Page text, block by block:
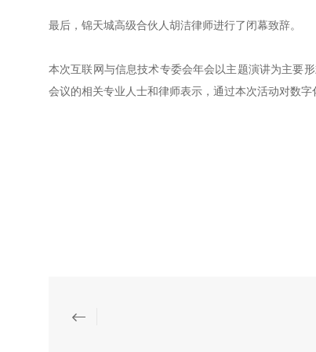
最后，锦天城高级合伙人胡洁律师进行了闭幕致辞。
本次互联网与信息技术专委会年会以主题演讲为主要
会议的相关专业人士和律师表示，通过本次活动对数